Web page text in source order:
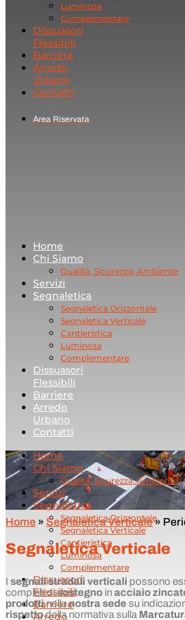
Luminosa
Complementare
Dissuasori
Flessibili
Barriere
Arredo
Urbano
Contatti
Area Riservata
Home
Chi Siamo
Qualità, Sicurezza, Ambiente
Servizi
Segnaletica
Segnaletica Orizzontale
Segnaletica Verticale
Cantieristica
Luminosa
Complementare
Dissuasori
Flessibili
Barriere
Arredo
Urbano
Contatti
Home
Chi Siamo
Qualità, Sicurezza, Ambiente
Servizi
Segnaletica
Segnaletica Orizzontale
Segnaletica Verticale
Cantieristica
Luminosa
Complementare
Dissuasori
Flessibili
Barriere
Arredo
Home » Segnaletica Verticale»
Segnaletica Verticale
I segnali stradali verticali possono
completi disostegno inacciaio
prodottinellanostra sede su
rispettodella normativa sulla